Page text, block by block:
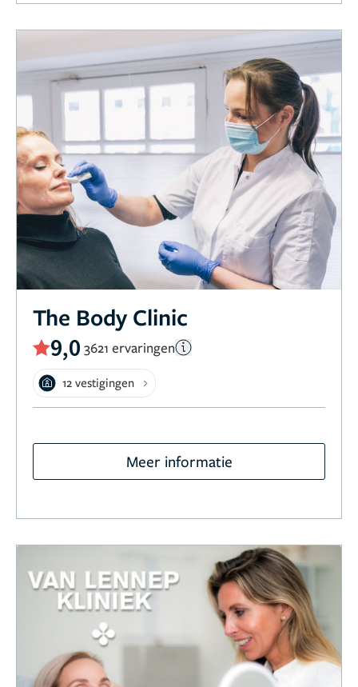
The Body Clinic
9,0 3621 ervaringen
12 vestigingen
Meer informatie